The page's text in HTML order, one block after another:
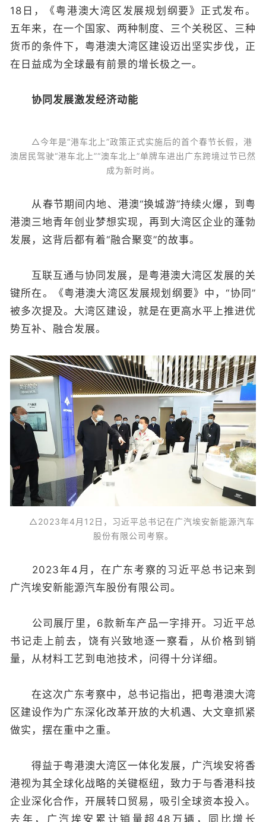
18日，《粤港澳大湾区发展规划纲要》正式发布。
五年来，在一个国家、两种制度、三个关税区、三种
货币的条件下，粤港澳大湾区建设迈出坚实步伐，正
在日益成为全球最有前景的增长极之一。
协同发展激发经济动能
△今年是“港车北上”政策正式实施后的首个春节长假，港
澳居民驾驶“港车北上”“澳车北上”单牌车进出广东跨境过节已然
成为新时尚。
从春节期间内地、港澳“换城游”持续火爆，到粤
港澳三地青年创业梦想实现，再到大湾区企业的蓬勃
发展，这背后都有着“融合聚变”的故事。
互联互通与协同发展，是粤港澳大湾区发展的关
键所在。《粤港澳大湾区发展规划纲要》中，“协同”
被多次提及。大湾区建设，就是在更高水平上推进优
势互补、融合发展。
△2023年4月12日，习近平总书记在广汽埃安新能源汽车
股份有限公司考察。
2023年4月，在广东考察的习近平总书记来到
广汽埃安新能源汽车股份有限公司。
公司展厅里，6款新车产品一字排开。习近平总
书记走上前去，饶有兴致地逐一察看，从价格到销
量，从材料工艺到电池技术，问得十分详细。
在这次广东考察中，总书记指出，把粤港澳大湾
区建设作为广东深化改革开放的大机遇、大文章抓紧
做实，摆在重中之重。
得益于粤港澳大湾区一体化发展，广汽埃安将香
港视为其全球化战略的关键枢纽，致力于与香港科技
企业深化合作，开展转口贸易，吸引全球资本投入。
去年，广汽埃安累计销量超48万辆，同比增长